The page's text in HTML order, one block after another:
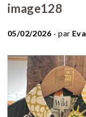
image128
P
b
é
05/02/2026 par Eva